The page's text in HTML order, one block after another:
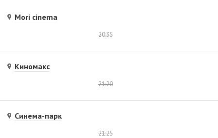
Mori cinema
20:35
Киномакс
21:20
Синема-парк
21:25